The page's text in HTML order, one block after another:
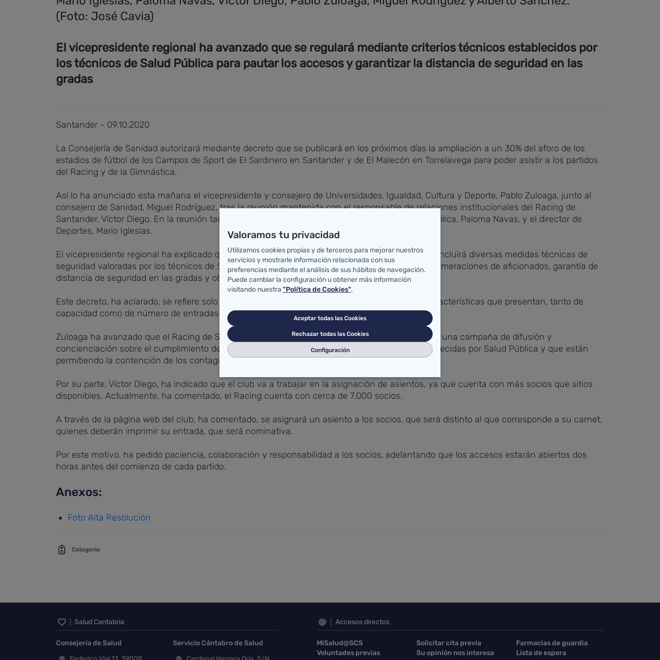
(Foto: José Cavia)
El vicepresidente regional ha avanzado que se regulará mediante criterios técnicos establecidos por
los técnicos de Salud Pública para pautar los accesos y garantizar la distancia de seguridad en las
gradas
Santander - 09.10.2020
La Consejería de Sanidad autorizará mediante decreto que se publicará en los próximos días la ampliación a un 30% del aforo de los
estadios de fútbol de los Campos de Sport de El Sardinero en Santander y de El Malecón en Torrelavega para poder asistir a los partidos
del Racing y de la Gimnástica.
Así lo ha anunciado esta mañana el vicepresidente y consejero de Universidades, Igualdad, Cultura y Deporte, Pablo Zuloaga, junto al
consejero de Sanidad, Miguel Rodríguez, tras la reunión mantenida con el responsable de relaciones institucionales del Racing de
Santander, Víctor Diego. En la reunión también han participado la directora general de Salud Pública, Paloma Navas, y el director de
Deportes, Mario Iglesias.
El vicepresidente regional ha explicado que el decreto que regulará la asistencia a los estadios incluirá diversas medidas técnicas de
seguridad valoradas por los técnicos de Salud Pública, como pautar los accesos para evitar aglomeraciones de aficionados, garantía de
distancia de seguridad en las gradas y obligatoriedad de mascarilla.
Este decreto, ha aclarado, se refiere solo a los Campos de Sport y a El Malecón, debido a las características que presentan, tanto de
capacidad como de número de entradas para los accesos.
Zuloaga ha avanzado que el Racing de Santander, a través de sus redes sociales, va a impulsar una campaña de difusión y
concienciación sobre el cumplimiento de las medidas de seguridad y de higiene sanitaria establecidas por Salud Pública y que están
permitiendo la contención de los contagios en la comunidad autónoma.
Por su parte, Víctor Diego, ha indicado que el club va a trabajar en la asignación de asientos, ya que cuenta con más socios que sitios
disponibles. Actualmente, ha comentado, el Racing cuenta con cerca de 7.000 socios.
A través de la página web del club, ha comentado, se asignará un asiento a los socios, que será distinto al que corresponde a su carnet,
quienes deberán imprimir su entrada, que será nominativa.
Por este motivo, ha pedido paciencia, colaboración y responsabilidad a los socios, adelantando que los accesos estarán abiertos dos
horas antes del comienzo de cada partido.
Anexos:
Foto Alta Resolución
Categoría:
Inicio del pie de página
Salud Cantabria
Consejería de Salud
Servicio Cántabro de Salud
Accesos directos
MiSalud@SCS Solicitar cita previa
Farmacias de guardia
Voluntades previas
Su opinión nos interesa
Lista de espera
Valoramos tu privacidad
Utilizamos cookies propias y de terceros para mejorar nuestros
servicios y mostrarle información relacionada con sus
preferencias mediante el análisis de sus hábitos de navegación.
Puede cambiar la configuración u obtener más información
visitando nuestra "Política de Cookies".
Aceptar todas las Cookies
Rechazar todas las Cookies
Configuración